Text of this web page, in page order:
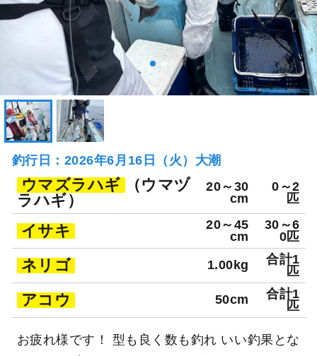
釣行日：2026年6月16日（火）大潮
ウマズラハギ
（ウマヅ
ラハギ）
20～30
cm
0～2
匹
イサキ
20～45
cm
30～6
0匹
ネリゴ 1.00kg
合計1
匹
アコウ 50cm
合計1
匹
お疲れ様です！ 型も良く数も釣れ いい釣果とな